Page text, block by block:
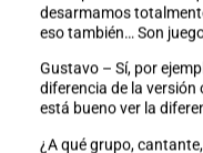
desarmamos
eso también… Son
Gustavo – Sí, por
diferencia de la versión
está bueno ver la
¿A qué grupo,